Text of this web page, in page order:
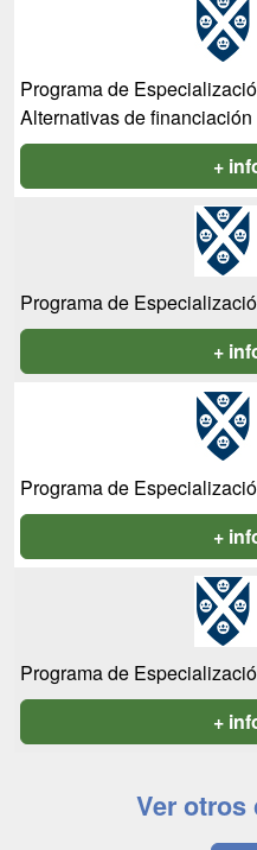
Programa de
Alternativas de financiación
+
Programa de
+
Programa de
+
Programa de
+
Ver otros